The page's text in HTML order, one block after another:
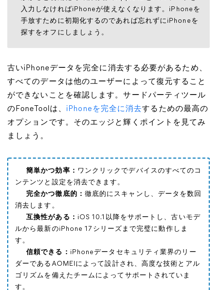
入力しなければiPhoneが使えなくなります。iPhoneを
手放すために初期化するのであれば忘れずにiPhoneを
探すをオフにしましょう。
古いiPhoneデータを完全に消去する必要があるため、
すべてのデータは他のユーザーによって復元すること
ができないことを確認します。サードパーティツール
のFoneToolは、iPhoneを完全に消去するための最高の
オプションです。そのエッジと輝くポイントを見てみ
ましょう。
簡単かつ効率： ワンクリックでデバイスのすべてのコ
ンテンツと設定を消去できます。
完全かつ徹底的： 徹底的にスキャンし、データを数回
消去します。
互換性がある： iOS 10.1以降をサポートし、古いモデ
ルから最新のiPhone 17シリーズまで完璧に動作しま
す。
信頼できる： iPhoneデータセキュリティ業界のリー
ダーであるAOMEIによって設計され、高度な技術とアル
ゴリズムを備えたチームによってサポートされていま
す。